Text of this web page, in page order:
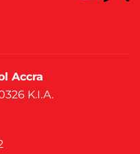
Accra
K.I.A.